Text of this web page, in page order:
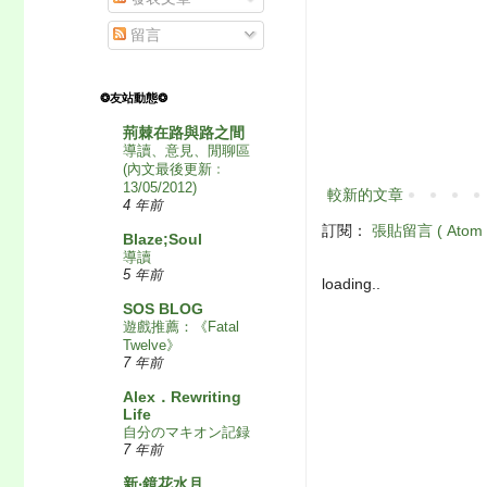
較新的文章
訂閱： 張貼留言 ( Atom
loading..
留言
❂友站動態❂
荊棘在路與路之間
導讀、意見、閒聊區
(內文最後更新﹕
13/05/2012)
4 年前
Blaze;Soul
導讀
5 年前
SOS BLOG
遊戲推薦：《Fatal
Twelve》
7 年前
Alex．Rewriting
Life
自分のマキオン記録
7 年前